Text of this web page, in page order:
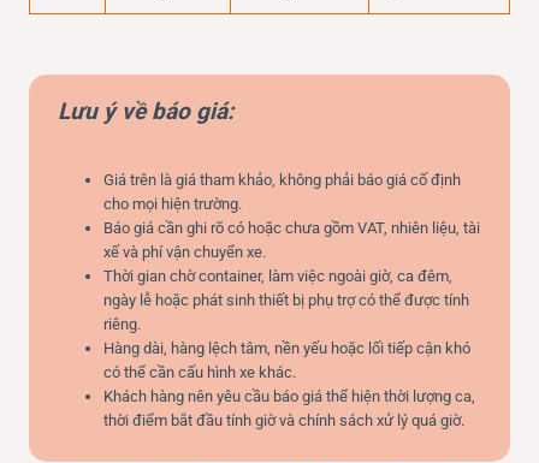
Lưu ý về báo giá:
Giá trên là giá tham khảo, không phải báo giá cố định
cho mọi hiện trường.
Báo giá cần ghi rõ có hoặc chưa gồm VAT, nhiên liệu, tài
xế và phí vận chuyển xe.
Thời gian chờ container, làm việc ngoài giờ, ca đêm,
ngày lễ hoặc phát sinh thiết bị phụ trợ có thể được tính
riêng.
Hàng dài, hàng lệch tâm, nền yếu hoặc lối tiếp cận khó
có thể cần cấu hình xe khác.
Khách hàng nên yêu cầu báo giá thể hiện thời lượng ca,
thời điểm bắt đầu tính giờ và chính sách xử lý quá giờ.